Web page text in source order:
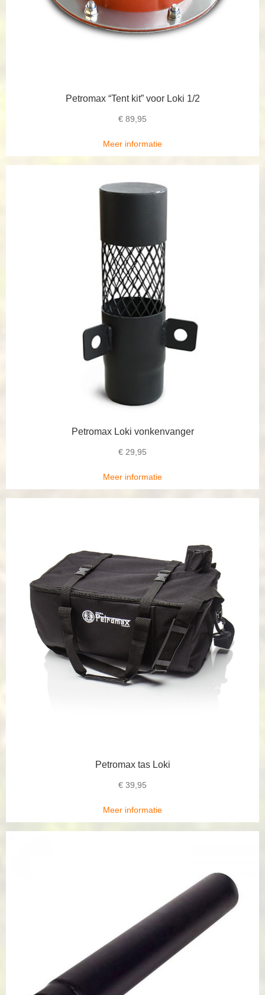
Petromax “Tent kit” voor Loki 1/2
€ 89,95
Meer informatie
Petromax Loki vonkenvanger
€ 29,95
Meer informatie
Petromax tas Loki
€ 39,95
Meer informatie